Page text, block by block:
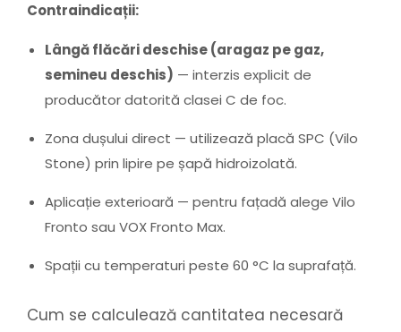
Contraindicații:
Lângă flăcări deschise (aragaz pe gaz,
semineu deschis) — interzis explicit de
producător datorită clasei C de foc.
Zona dușului direct — utilizează placă SPC (Vilo
Stone) prin lipire pe șapă hidroizolată.
Aplicație exterioară — pentru fațadă alege Vilo
Fronto sau VOX Fronto Max.
Spații cu temperaturi peste 60 °C la suprafață.
Cum se calculează cantitatea necesară